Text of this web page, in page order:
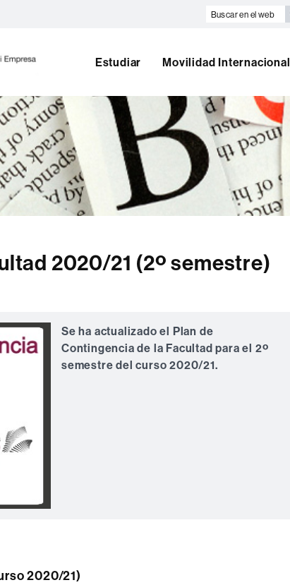
Buscar
web
B
Estudiar Movilidad Internacional
2020/21 (2º semestre)
Se ha actualizado el Plan de
Contingencia de la Facultad para el 2º
semestre del curso 2020/21.
2020/21)